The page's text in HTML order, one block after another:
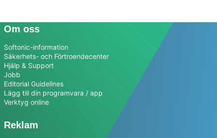
Om oss
Softonic-information
Säkerhets- och Förtroendecenter
Hjälp & Support
Jobb
Editorial Guidelines
Lägg till din programvara / app
Verktyg online
Reklam